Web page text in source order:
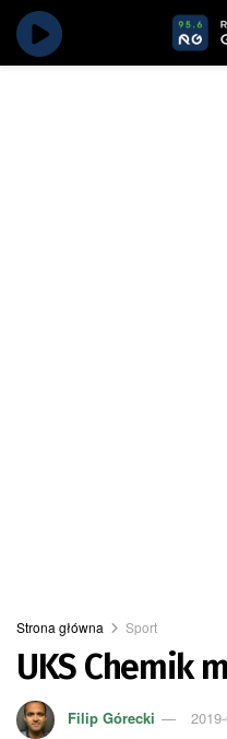
Strona główna Sport
UKS Chemik
Filip Górecki